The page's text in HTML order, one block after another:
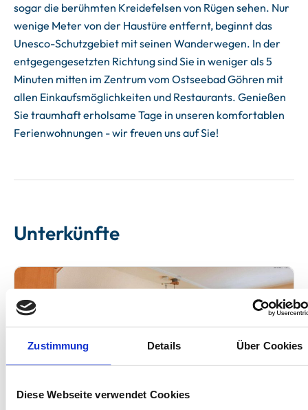
Zustimmung Details Über Cookies
Diese Webseite verwendet Cookies
sogar die berühmten Kreidefelsen von Rügen sehen. Nur
wenige Meter von der Haustüre entfernt, beginnt das
Unesco-Schutzgebiet mit seinen Wanderwegen. In der
entgegengesetzten Richtung sind Sie in weniger als 5
Minuten mitten im Zentrum vom Ostseebad Göhren mit
allen Einkaufsmöglichkeiten und Restaurants. Genießen
Sie traumhaft erholsame Tage in unseren komfortablen
Ferienwohnungen - wir freuen uns auf Sie!
Unterkünfte
Next